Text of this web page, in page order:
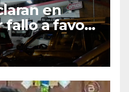
en
fallo a favor
del
la
de